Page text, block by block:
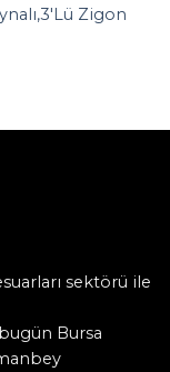
Zigon
sektörü ile
bugün Bursa